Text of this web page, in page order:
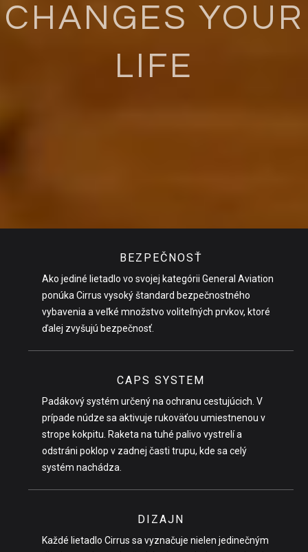
CHANGES YOUR
LIFE
BEZPEČNOSŤ
Ako jediné lietadlo vo svojej kategórii General Aviation
ponúka Cirrus vysoký štandard bezpečnostného
vybavenia a veľké množstvo voliteľných prvkov, ktoré
ďalej zvyšujú bezpečnosť.
CAPS SYSTEM
Padákový systém určený na ochranu cestujúcich. V
prípade núdze sa aktivuje rukoväťou umiestnenou v
strope kokpitu. Raketa na tuhé palivo vystrelí a
odstráni poklop v zadnej časti trupu, kde sa celý
systém nachádza.
DIZAJN
Každé lietadlo Cirrus sa vyznačuje nielen jedinečným